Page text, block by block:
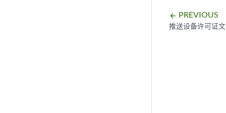
arrow_backward PREVIOUS
推送设备许可证